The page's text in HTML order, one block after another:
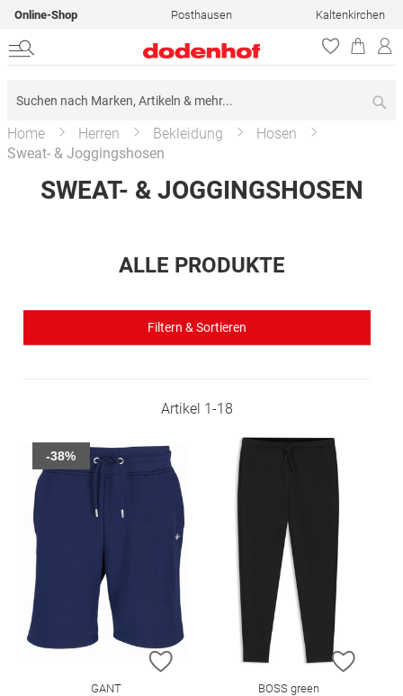
Online-Shop Posthausen Kaltenkirchen
Home Herren Bekleidung
Hosen
Sweat- & Joggingshosen
SWEAT- & JOGGINGSHOSEN
ALLE PRODUKTE
Filtern & Sortieren
Artikel 1-18
ZUR WUNSCHLISTE HINZUFÜGEN
GANT
-38%
ZUR
BOSS green